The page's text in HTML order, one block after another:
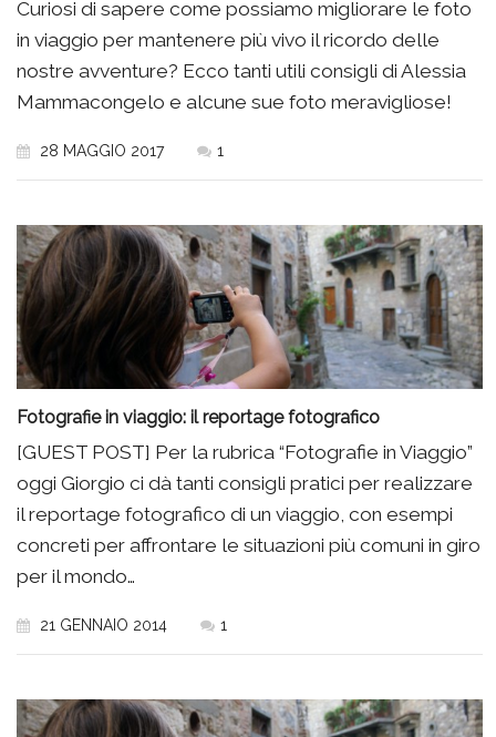
Curiosi di sapere come possiamo migliorare le foto
in viaggio per mantenere più vivo il ricordo delle
nostre avventure? Ecco tanti utili consigli di Alessia
Mammacongelo e alcune sue foto meravigliose!
28 MAGGIO 2017 1
Fotografie in viaggio: il reportage fotografico
[GUEST POST] Per la rubrica “Fotografie in Viaggio”
oggi Giorgio ci dà tanti consigli pratici per realizzare
il reportage fotografico di un viaggio, con esempi
concreti per affrontare le situazioni più comuni in giro
per il mondo…
21 GENNAIO 2014 1